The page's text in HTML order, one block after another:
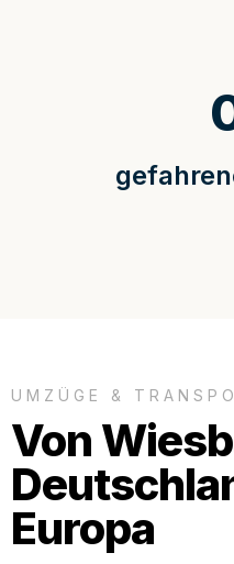
UMZÜGE &
Von
Europa